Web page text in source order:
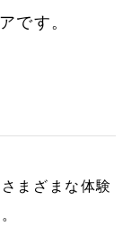
です。
まざまな体験